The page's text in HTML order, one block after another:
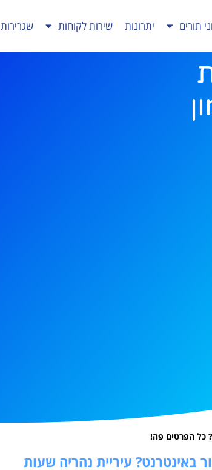
תורים יתרונות שירות לקוחות שגרירות
כל הפרטים פה!
באינטרנט? עיריית נהריה שעות